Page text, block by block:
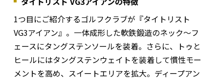
1つ目にご紹介するゴルフクラブが『タイトリスト
VG3アイアン』。一体成形した軟鉄鍛造のネック〜フ
ェースにタングステンソールを装着。さらに、トゥと
ヒールにはタングステンウェイトを装着して慣性モー
メントを高め、スイートエリアを拡大。ディープアン